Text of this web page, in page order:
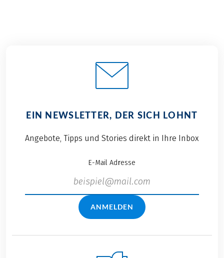
EIN NEWSLETTER, DER SICH LOHNT
Angebote, Tipps und Stories direkt in Ihre Inbox
E-Mail Adresse
ANMELDEN